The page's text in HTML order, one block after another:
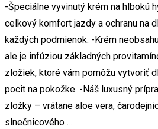
-Špeciálne vyvinutý krém na hlbokú
celkový komfort jazdy a ochranu na
každých podmienok. -Krém
ale je infúziou základných
zložiek, ktoré vám pomôžu vytvoriť
pocit na pokožke. -Náš luxusný
zložky – vrátane aloe vera,
slnečnicového …